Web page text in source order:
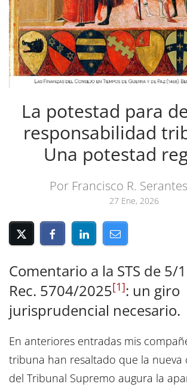
La potestad para
responsabilidad
Una potestad
Por Francisco R.
27 Ene, 2026
Comentario a la STS de 5/
Rec. 5704/2025[1]: un giro
jurisprudencial necesario.
En anteriores entradas mis
tribuna han resaltado que la nueva
del Tribunal Supremo augura la